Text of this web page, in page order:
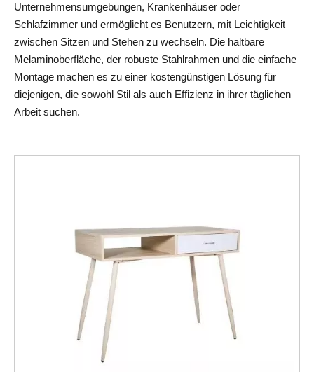
Unternehmensumgebungen, Krankenhäuser oder
Schlafzimmer und ermöglicht es Benutzern, mit Leichtigkeit
zwischen Sitzen und Stehen zu wechseln. Die haltbare
Melaminoberfläche, der robuste Stahlrahmen und die einfache
Montage machen es zu einer kostengünstigen Lösung für
diejenigen, die sowohl Stil als auch Effizienz in ihrer täglichen
Arbeit suchen.